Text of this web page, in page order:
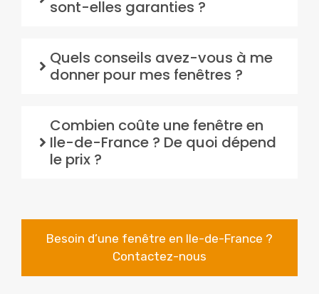
sont-elles garanties ?
Quels conseils avez-vous à me
donner pour mes fenêtres ?
Combien coûte une fenêtre en
Ile-de-France ? De quoi dépend
le prix ?
Besoin d’une fenêtre en Ile-de-France ?
Contactez-nous